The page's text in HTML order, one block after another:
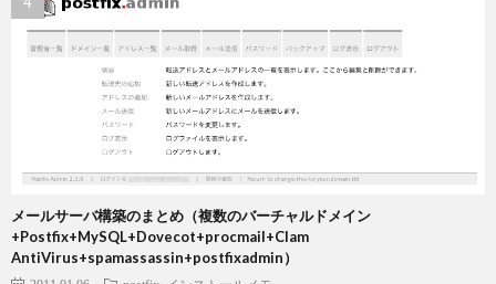
メールサーバ構築のまとめ（複数のバーチャルドメイン
+Postfix+MySQL+Dovecot+procmail+Clam
AntiVirus+spamassassin+postfixadmin）